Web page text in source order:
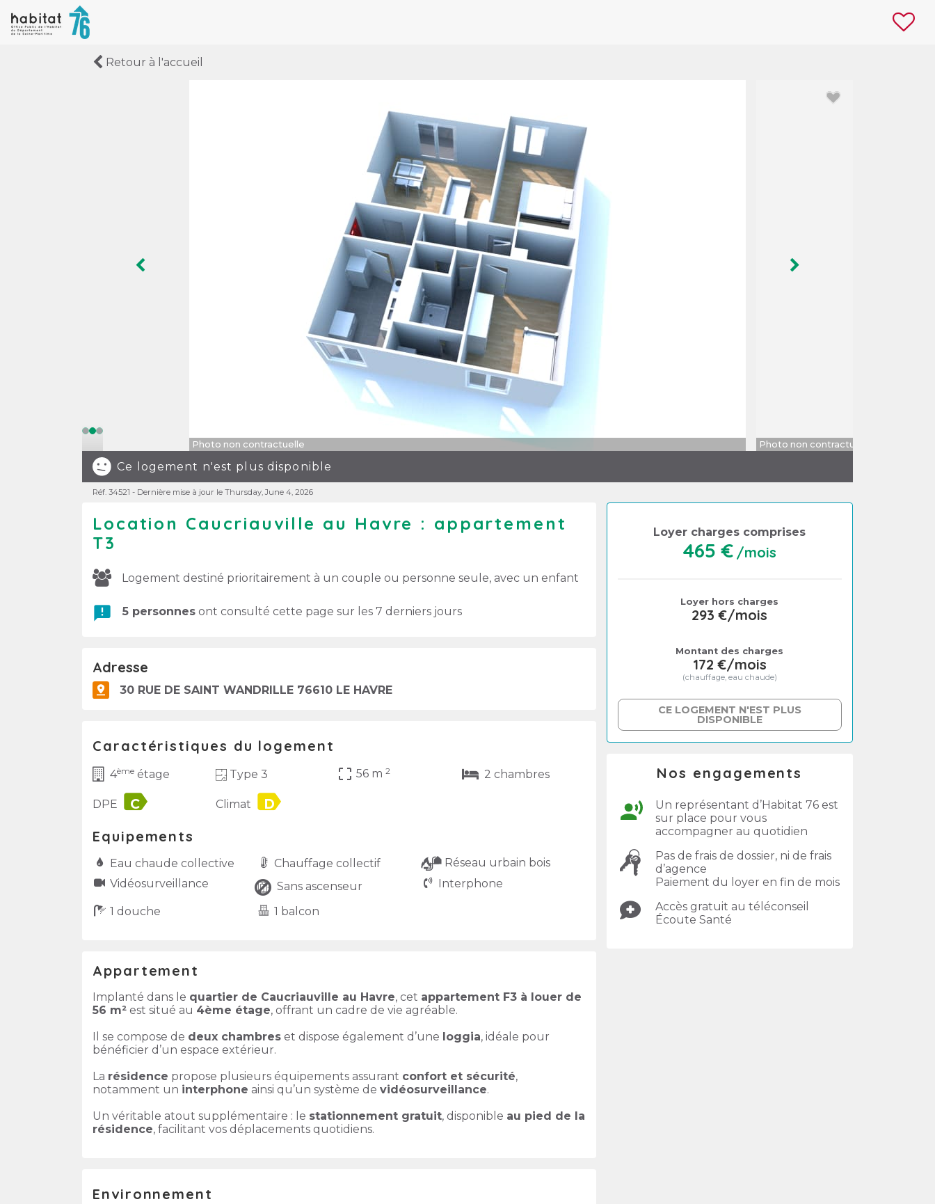
Retour à l'accueil
Photo non contractuelle Photo non contractuelle
Image précédente Image suivante
Ce logement n'est plus disponible
Réf. 34521 - Dernière mise à jour le Thursday, June 4, 2026
Location Caucriauville au Havre : appartement
T3
Logement destiné prioritairement à un couple ou personne seule, avec un enfant
announcement 5 personnes ont consulté cette page sur les 7 derniers jours
Adresse
30 RUE DE SAINT WANDRILLE 76610 LE HAVRE
Caractéristiques du logement
4ème étage Type 3 crop_free 56 m 2 2 chambres
DPE label Climat label
Equipements
Eau chaude collective Chauffage collectif
Réseau urbain bois
Vidéo­surveillance
Sans ascenseur Interphone
1 douche 1 balcon
Appartement
Implanté dans le quartier de Caucriauville au Havre, cet appartement F3 à louer de
56 m² est situé au 4ème étage, offrant un cadre de vie agréable.
Il se compose de deux chambres et dispose également d’une loggia, idéale pour
bénéficier d’un espace extérieur.
La résidence propose plusieurs équipements assurant confort et sécurité,
notamment un interphone ainsi qu’un système de vidéosurveillance.
Un véritable atout supplémentaire : le stationnement gratuit, disponible au pied de la
résidence, facilitant vos déplacements quotidiens.
Environnement
Loyer charges comprises
465 € /mois
Loyer hors charges
293 €/mois
Montant des charges
172 €/mois
(chauffage, eau chaude)
CE LOGEMENT N'EST PLUS
DISPONIBLE
Nos engagements
Un représentant d’Habitat 76 est
sur place pour vous
accompagner au quotidien
Pas de frais de dossier, ni de frais
d’agence
Paiement du loyer en fin de mois
Accès gratuit au téléconseil
Écoute Santé